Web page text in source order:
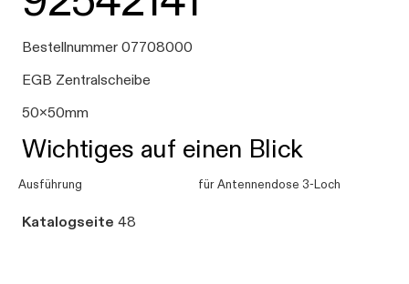
Bestellnummer 07708000
EGB Zentralscheibe
50x50mm
Wichtiges auf einen Blick
Ausführung für Antennendose 3-Loch
Katalogseite 48